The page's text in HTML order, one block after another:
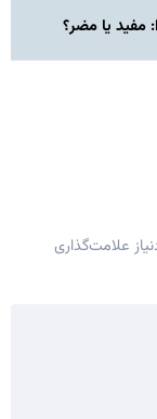
مفید یا مضر؟
علامت‌گذاری